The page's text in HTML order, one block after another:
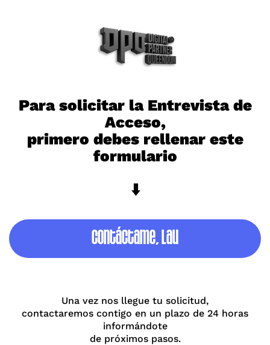
Para solicitar la Entrevista de
Acceso,
primero debes rellenar este
formulario
⬇️
Contáctame, Lau
Una vez nos llegue tu solicitud,
contactaremos contigo en un plazo de 24 horas
informándote
de próximos pasos.